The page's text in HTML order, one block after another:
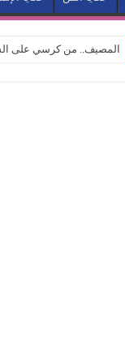
المصيف.. من كرسي على